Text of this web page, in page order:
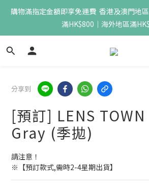
購物滿指定金額即享免運費  香港及澳門地
滿HK$800｜海外地區滿
分享到
[預訂] LENS
Gray (季拋)
請注意！
※【預訂款式,需時2-4星期出貨】